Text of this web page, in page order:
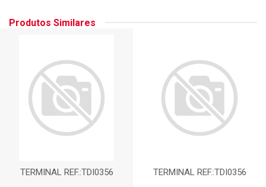
Produtos Similares
TERMINAL REF.:TDI0356 TERMINAL REF.:TDI0356